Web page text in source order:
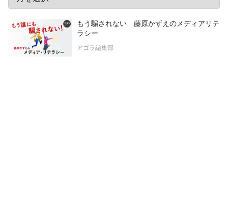
もう騙されない 藤原かずえのメディアリテ
ラシー
アゴラ編集部